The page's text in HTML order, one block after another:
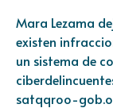
Mara Lezama
existen
un sistema de
satqqroo-